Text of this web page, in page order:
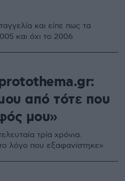
και είπε πως τα
και όχι το 2006
από τότε που
μου»
τρία χρόνια.
λόγο που εξαφανίστηκε»